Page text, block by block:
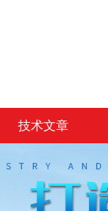
技术文章